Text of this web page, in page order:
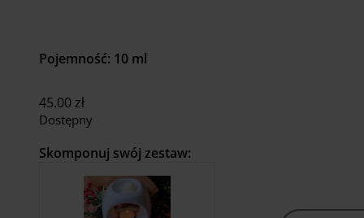
Pojemność: 10 ml
45.00 zł
Dostępny
Skomponuj swój zestaw: